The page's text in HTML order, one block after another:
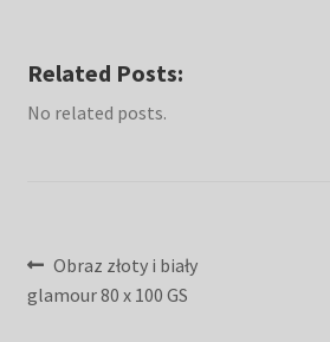
Related Posts:
No related posts.
Nawigacja
wpisu
Poprzedni
wpis:
Obraz złoty i biały
glamour 80 x 100 GS